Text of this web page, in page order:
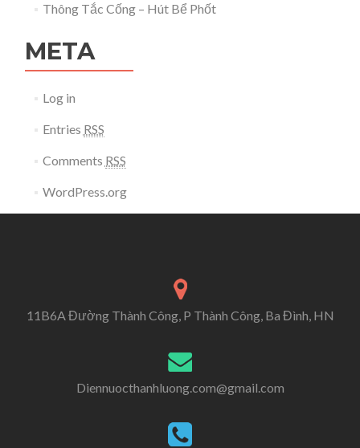
Thông Tắc Cống – Hút Bể Phốt
META
Log in
Entries RSS
Comments RSS
WordPress.org
11B6A Đường Thành Công, P Thành Công, Ba Đình, HN
Diennuocthanhluong.com@gmail.com